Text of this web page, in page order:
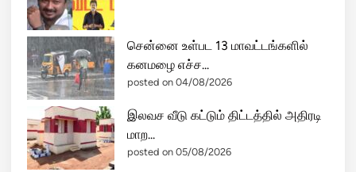
சென்னை உள்பட 13 மாவட்டங்களில்
கனமழை எச்ச...
posted on 04/08/2026
இலவச வீடு கட்டும் திட்டத்தில் அதிரடி
மாற...
posted on 05/08/2026